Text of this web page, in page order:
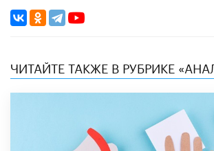
ЧИТАЙТЕ ТАКЖЕ В РУБРИКЕ